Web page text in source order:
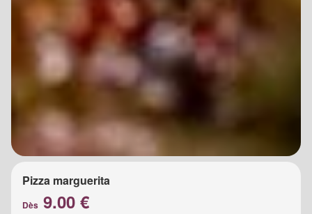
Pizza marguerita
Dès 9.00 €